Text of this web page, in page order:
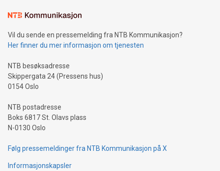
Vil du sende en pressemelding fra NTB Kommunikasjon?
Her finner du mer informasjon om tjenesten
NTB besøksadresse
Skippergata 24 (Pressens hus)
0154 Oslo
NTB postadresse
Boks 6817 St. Olavs plass
N-0130 Oslo
Følg pressemeldinger fra NTB Kommunikasjon på X
Informasjonskapsler